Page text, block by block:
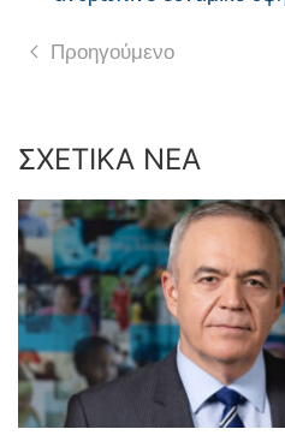
Προηγούμενο
ΣΧΕΤΙΚΑ ΝΕΑ